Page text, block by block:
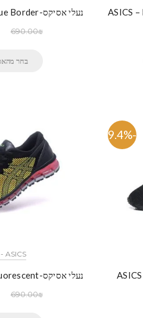
נעלי אסיקס-ASICS – Black & Blue Border
690.00₪
בחר
ASICS - אסיקס
נעלי אסיקס-ASICS – Black & Fluorescent
690.00₪
-49.4%